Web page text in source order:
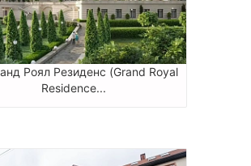
Роял Резиденс (Grand Royal
Residence...